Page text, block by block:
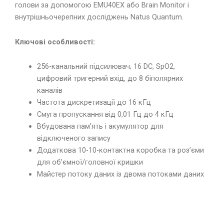
голови за допомогою EMU40EX або Brain Monitor і
внутрішньочерепних досліджень Natus Quantum.
Ключові особливості:
256-канальний підсилювач; 16 DC, SpO2,
цифровий тригерний вхід, до 8 біполярних
каналів
Частота дискретизації до 16 кГц
Смуга пропускання від 0,01 Гц до 4 кГц
Вбудована пам’ять і акумулятор для
відключеного запису
Додаткова 10-10-контактна коробка та роз’єми
для об’ємної/головної кришки
Майстер потоку даних із двома потоками даних